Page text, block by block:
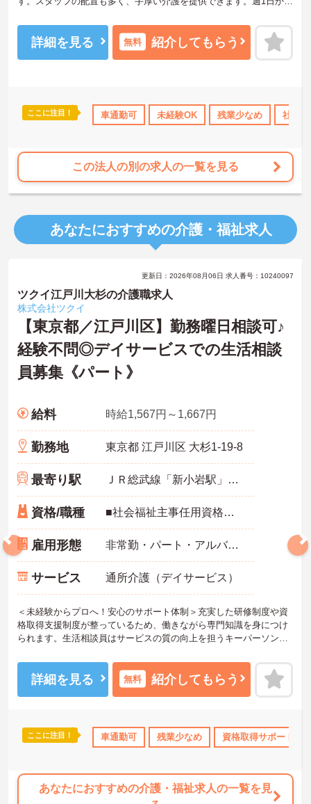
交通費支給
ご興味ある方には、面接対策ポイントなど、さらに詳細をお話しい
たしますのでお気軽にご相談ください！
詳細を見る 無料 紹介してもらう
ここに注目！ 車通勤可 未経験OK 残業少なめ 社会
この法人の別の求人の一覧を見る
あなたにおすすめの介護・福祉求人
日勤のみ 年間休日110日以上 資格取得サポート 研修制
更新日：2026年08月06日 求人番号：10240097
ツクイ江戸川大杉の介護職求人
株式会社ツクイ
【東京都／江戸川区】勤務曜日相談可♪
経験不問◎デイサービスでの生活相談
員募集《パート》
給料 時給1,567円～1,667円
勤務地 東京都 江戸川区 大杉1-19-8
最寄り駅 ＪＲ総武線「新小岩駅」徒歩26分
資格/職種 ■社会福祉主事任用資格・介護福祉士いずれか必須 ■普通自動車運転免許（AT限定可）必須 ■経験：実務経験あれば尚可
雇用形態 非常勤・パート・アルバイト
サービス 通所介護（デイサービス）
＜未経験からプロへ！安心のサポート体制＞充実した研修制度や資
格取得支援制度が整っているため、働きながら専門知識を身につけ
られます。生活相談員はサービスの質の向上を担うキーパーソン！
けるやりがいのあるお仕事です。
＜夜勤なしでプライベートも充実！柔軟な働き方＞勤務曜日は相談
可能♪ライフスタイルに合わせた働き方が可能です。産休・育休制度
詳細を見る 無料 紹介してもらう
ここに注目！ 車通勤可 残業少なめ 資格取得サポート
あなたにおすすめの介護・福祉求人の一覧を見